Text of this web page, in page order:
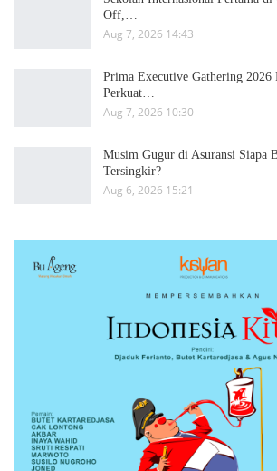
Off,…
Aug 7, 2026 14:43
Prima Executive Gathering
Perkuat…
Aug 7, 2026 10:30
Musim Gugur di Asuransi Siapa
Tersingkir?
Aug 6, 2026 15:21